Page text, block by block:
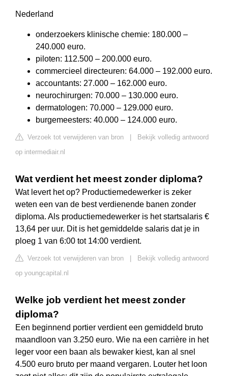
Nederland
onderzoekers klinische chemie: 180.000 –
240.000 euro.
piloten: 112.500 – 200.000 euro.
commercieel directeuren: 64.000 – 192.000 euro.
accountants: 27.000 – 162.000 euro.
neurochirurgen: 70.000 – 130.000 euro.
dermatologen: 70.000 – 129.000 euro.
burgemeesters: 40.000 – 124.000 euro.
Verzoek tot verwijderen van bron
Bekijk volledig antwoord
op intermediair.nl
Wat verdient het meest zonder diploma?
Wat levert het op? Productiemedewerker is zeker
weten een van de best verdienende banen zonder
diploma. Als productiemedewerker is het startsalaris €
13,64 per uur. Dit is het gemiddelde salaris dat je in
ploeg 1 van 6:00 tot 14:00 verdient.
Verzoek tot verwijderen van bron
Bekijk volledig antwoord
op youngcapital.nl
Welke job verdient het meest zonder
diploma?
Een beginnend portier verdient een gemiddeld bruto
maandloon van 3.250 euro. Wie na een carrière in het
leger voor een baan als bewaker kiest, kan al snel
4.500 euro bruto per maand vergaren. Louter het loon